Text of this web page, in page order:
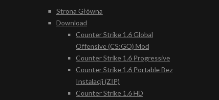
Strona Główna
Download
Counter Strike 1.6 Global
Offensive (CS:GO) Mod
Counter Strike 1.6 Progressive
Counter Strike 1.6 Portable Bez
Instalacji (ZIP)
Counter Strike 1.6 HD